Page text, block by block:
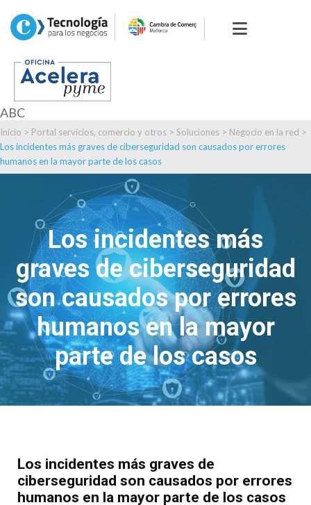
ABC
Inicio > Portal servicios, comercio y otros > Soluciones > Negocio en la red >
Los incidentes más graves de ciberseguridad son causados por errores
humanos en la mayor parte de los casos
Los incidentes más
graves de ciberseguridad
son causados por errores
humanos en la mayor
parte de los casos
Los incidentes más graves de
ciberseguridad son causados por errores
humanos en la mayor parte de los casos